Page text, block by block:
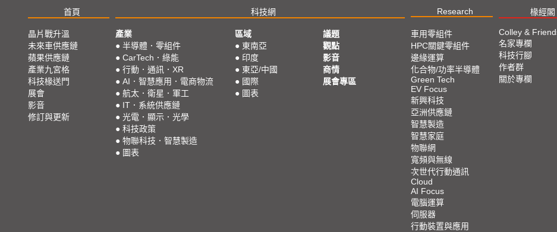
首頁 科技網 Research 椽經閣
晶片戰升溫
未來車供應鏈
蘋果供應鏈
產業九宮格
科技椽送門
展會
影音
修訂與更新
產業
● 半導體．零組件
● CarTech．綠能
● 行動．通訊．XR
● AI．智慧應用．電商物流
● 航太．衛星．軍工
● IT．系統供應鏈
● 光電．顯示．光學
● 科技政策
● 物聯科技．智慧製造
● 圖表
區域
● 東南亞
● 印度
● 東亞/中國
● 國際
● 圖表
議題
觀點
影音
商情
展會專區
車用零組件
HPC關鍵零組件
邊緣運算
化合物/功率半導體
Green Tech
EV Focus
新興科技
亞洲供應鏈
智慧製造
智慧家庭
物聯網
寬頻與無線
次世代行動通訊
Cloud
AI Focus
電腦運算
伺服器
行動裝置與應用
Colley &
名家專欄
科技行腳
作者群
關於專欄